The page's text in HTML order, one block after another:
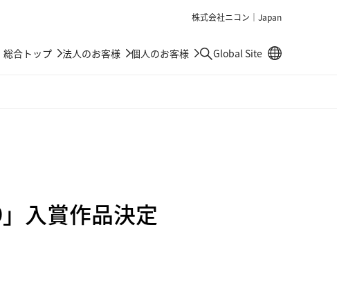
株式会社ニコン｜Japan
総合トップ
法人のお客様 個人のお客様 検索Global Site別窓で遷移しま
入賞作品決定